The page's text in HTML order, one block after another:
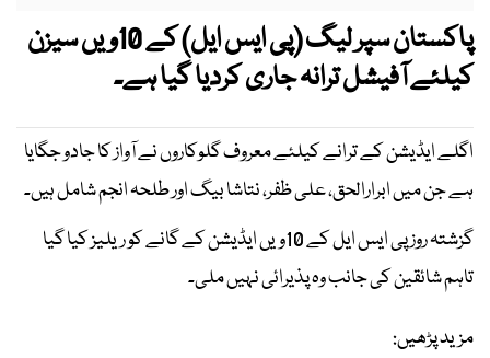
پاکستان سپر لیگ (پی ایس ایل) کے 10ویں سیزن
کیلئے آفیشل ترانہ جاری کردیا گیا ہے۔
اگلے ایڈیشن کے ترانے کیلئے معروف گلوکاروں نے آواز کا جادو جگایا
ہے جن میں ابرارالحق، علی ظفر، نتاشا بیگ اور طلحہ انجم شامل ہیں۔
گزشتہ روز پی ایس ایل کے 10ویں ایڈیشن کے گانے کو ریلیز کیا گیا
تاہم شائقین کی جانب وہ پذیرائی نہیں ملی۔
مزید پڑھیں: